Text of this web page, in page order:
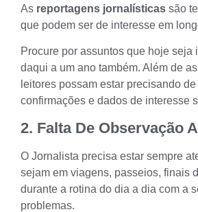
As reportagens jornalísticas são
que podem ser de interesse em
Procure por assuntos que hoje seja
daqui a um ano também. Além de
leitores possam estar precisando
confirmações e dados de interesse
2. Falta De Observação
O Jornalista precisa estar sempre
sejam em viagens, passeios, finais
durante a rotina do dia a dia com a
problemas.